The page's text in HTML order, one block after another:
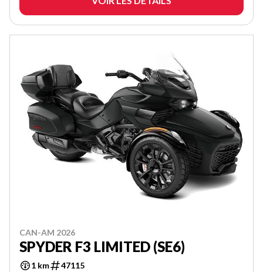
CAN-AM 2026
SPYDER F3 LIMITED (SE6)
1 km 47115